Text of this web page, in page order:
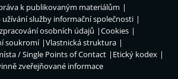
k publikovaným materiálům
služby informační společnosti
osobních údajů
Cookies
soukromí
Vlastnická struktura
/ Single Points of Contact
Etický kodex
zveřejňované informace